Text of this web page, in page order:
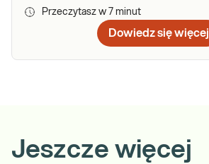
Przeczytasz w 7 minut
Dowiedz się więcej
Jeszcze więcej